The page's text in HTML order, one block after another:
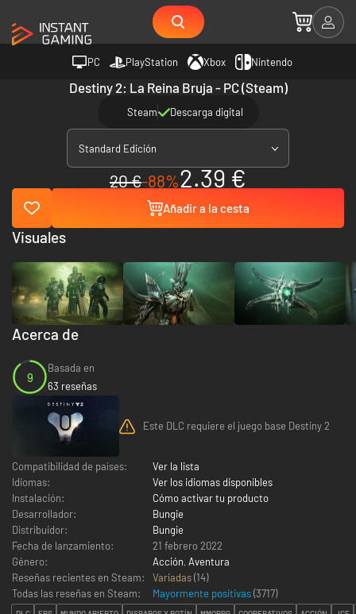
PC PlayStation Xbox Nintendo
Destiny 2: La Reina Bruja - PC (Steam)
Steam Descarga digital
Standard Edición
20 €-88%2.39 €
Añadir a la cesta
Acerca de
9
Basada en
63 reseñas
Este DLC requiere el juego base Destiny 2
Compatibilidad de países:
Ver la lista
Idiomas:
Ver los idiomas disponibles
Instalación:
Cómo activar tu producto
Desarrollador:
Bungie
Distribuidor:
Bungie
Fecha de lanzamiento:
21 febrero 2022
Género:
Acción, Aventura
Reseñas recientes en Steam:
Variadas(14)
Todas las reseñas en Steam:
Mayormente positivas(3717)
Visuales